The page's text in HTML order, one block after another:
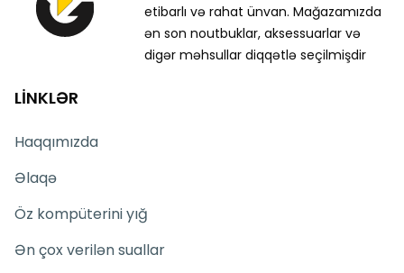
etibarlı və rahat ünvan. Mağazamızda
ən son noutbuklar, aksessuarlar və
digər məhsullar diqqətlə seçilmişdir
LİNKLƏR
Haqqımızda
Əlaqə
Öz kompüterini yığ
Ən çox verilən suallar